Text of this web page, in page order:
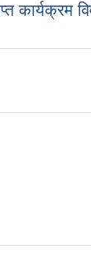
कार्यक्रम